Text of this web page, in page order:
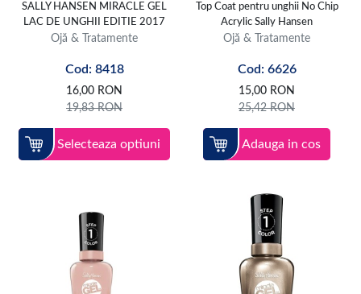
SALLY HANSEN MIRACLE GEL
LAC DE UNGHII EDITIE 2017
Ojă & Tratamente
Cod: 8418
16,00 RON
19,83RON
Selecteaza optiuni
Top Coat pentru unghii No Chip
Acrylic Sally Hansen
Ojă & Tratamente
Cod: 6626
15,00 RON
25,42RON
Adauga in cos